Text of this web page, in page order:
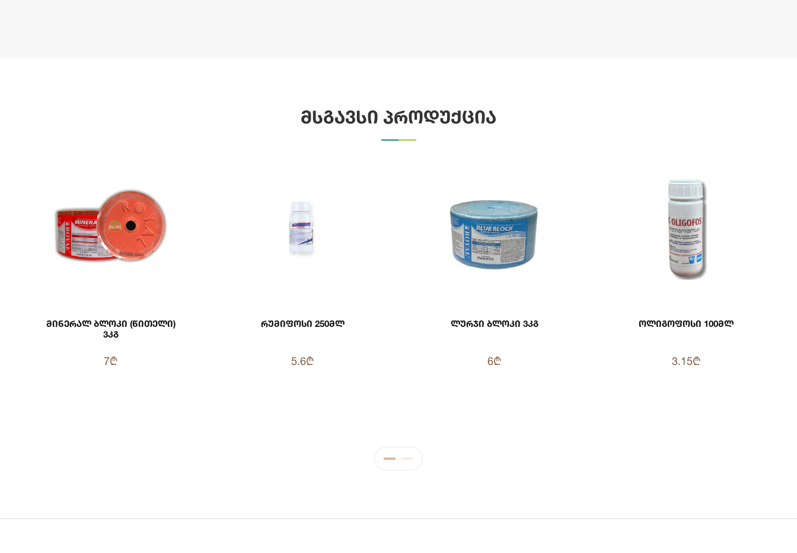
მსგავსი პროდუქცია
Მინერალ Ბლოკი (წითელი)
3კგ
7₾
Რუმიფოსი 250მლ
5.6₾
Ლურჯი Ბლოკი 3კგ
6₾
Ოლიგოფოსი 100მლ
3.15₾